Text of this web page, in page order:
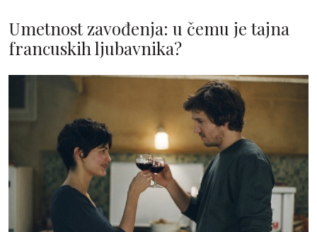
Umetnost zavođenja: u čemu je tajna
francuskih ljubavnika?